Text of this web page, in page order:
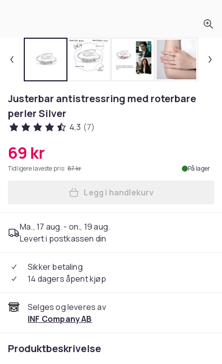
Justerbar antistressring med roterbare
perler Silver
4,3 (7)
69 kr
Tidligere laveste pris: 87 kr På lager
Legg Justerbar
Legg i handlekurv
Ma., 17 aug. - on., 19 aug.
Levert i postkassen din
Sikker betaling
14 dagers åpent kjøp
Selges og leveres av
INF Company AB
Produktbeskrivelse